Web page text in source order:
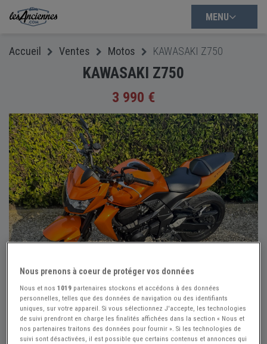
MENU
Accueil Ventes Motos KAWASAKI Z750
KAWASAKI Z750
3 990 €
+3
Nous prenons à coeur de protéger vos données
Nous et nos1019 partenaires stockons et accédons à des données
personnelles, telles que des données de navigation ou des identifiants
uniques, sur votre appareil. Si vous sélectionnez J'accepte, les technologies
de suivi prendront en charge les finalités affichées dans la section « Nous et
nos partenaires traitons des données pour fournir ». Si les technologies de
suivi sont désactivées, il est possible que certains contenus et annonces qui